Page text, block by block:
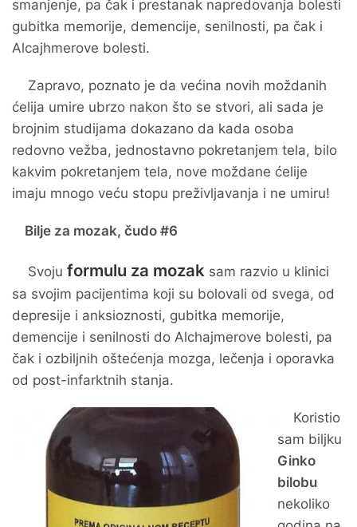
smanjenje, pa čak i prestanak napredovanja bolesti
gubitka memorije, demencije, senilnosti, pa čak i
Alcajhmerove bolesti.
Zapravo, poznato je da većina novih moždanih
ćelija umire ubrzo nakon što se stvori, ali sada je
brojnim studijama dokazano da kada osoba
redovno vežba, jednostavno pokretanjem tela, bilo
kakvim pokretanjem tela, nove moždane ćelije
imaju mnogo veću stopu preživljavanja i ne umiru!
Bilje za mozak, čudo #6
Svoju formulu za mozak sam razvio u klinici
sa svojim pacijentima koji su bolovali od svega, od
depresije i anksioznosti, gubitka memorije,
demencije i senilnosti do Alchajmerove bolesti, pa
čak i ozbiljnih oštećenja mozga, lečenja i oporavka
od post-infarktnih stanja.
Koristio
sam biljku
Ginko
bilobu
nekoliko